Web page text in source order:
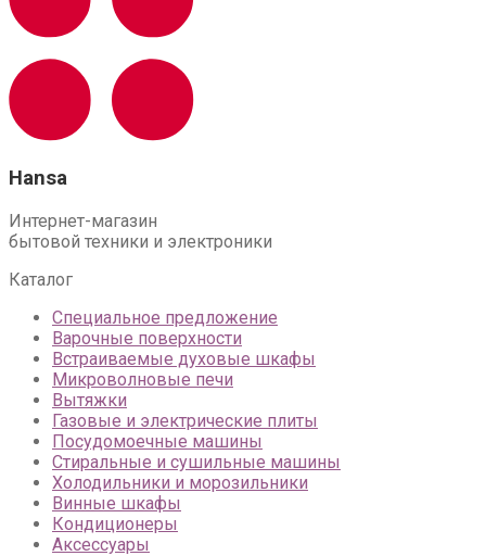
Hansa
Интернет-магазин
бытовой техники и электроники
Каталог
Специальное предложение
Варочные поверхности
Встраиваемые духовые шкафы
Микроволновые печи
Вытяжки
Газовые и электрические плиты
Посудомоечные машины
Стиральные и сушильные машины
Холодильники и морозильники
Винные шкафы
Кондиционеры
Аксессуары